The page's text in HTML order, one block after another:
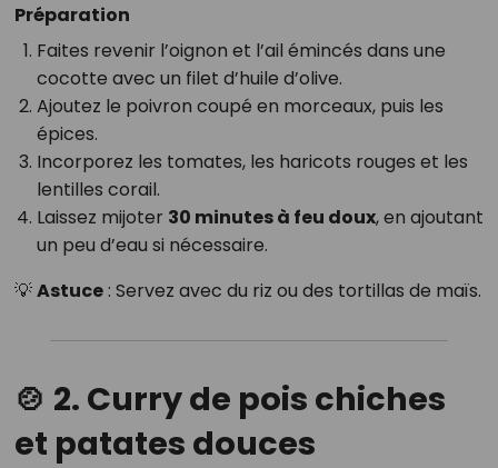
Préparation
Faites revenir l’oignon et l’ail émincés dans une
cocotte avec un filet d’huile d’olive.
Ajoutez le poivron coupé en morceaux, puis les
épices.
Incorporez les tomates, les haricots rouges et les
lentilles corail.
Laissez mijoter 30 minutes à feu doux, en ajoutant
un peu d’eau si nécessaire.
💡Astuce: Servez avec du riz ou des tortillas de maïs.
🍲 2. Curry de pois chiches
et patates douces